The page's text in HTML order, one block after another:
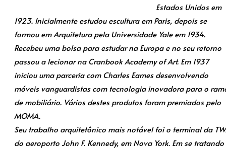
Estados Unidos em
1923. Inicialmente estudou escultura em Paris, depois se
formou em Arquitetura pela Universidade Yale em 1934.
Recebeu uma bolsa para estudar na Europa e no seu retorno
passou a lecionar na Cranbook Academy of Art. Em 1937
iniciou uma parceria com Charles Eames desenvolvendo
móveis vanguardistas com tecnologia inovadora para o
de mobiliário. Vários destes produtos foram premiados pelo
MOMA.
Seu trabalho arquitetônico mais notável foi o terminal da
do aeroporto John F. Kennedy, em Nova York. Em se tratando